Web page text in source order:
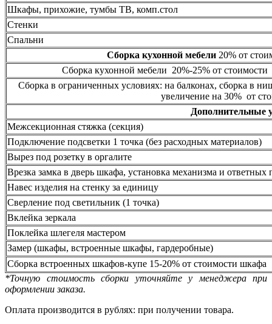
Шкафы, прихожие, тумбы ТВ, комп.стол
Стенки
Спальни
Сборка кухонной мебели20% от
Сборка кухонной мебели 20%-25% от стоимости
Сборка в ограниченных условиях: на балконах, сборка в
увеличение на 30% от
Дополнительные
Межсекционная стяжка (секция)
Подключение подсветки 1 точка (без расходных материалов)
Вырез под розетку в оргалите
Врезка замка в дверь шкафа, установка механизма и ответных
Навес изделия на стенку за единицу
Сверление под светильник (1 точка)
Вклейка зеркала
Поклейка шлегеля мастером
Замер (шкафы, встроенные шкафы, гардеробные)
Сборка встроенных шкафов-купе 15-20% от стоимости шкафа
*Точную стоимость сборки уточняйте у менеджера при
оформлении заказа.
Оплата производится в рублях: при получении товара.